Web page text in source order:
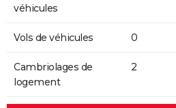
véhicules
Vols de véhicules 0
Cambriolages de
logement
2